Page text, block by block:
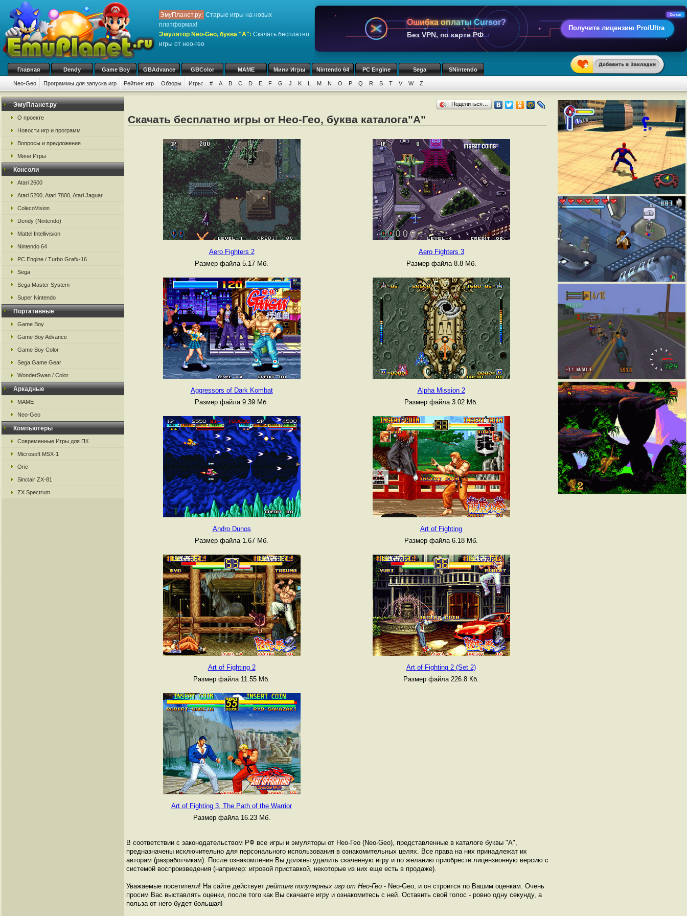
ЭмуПланет.ру: Старые игры на новых
платформах!
Эмулятор Neo-Geo, буква "A": Скачать бесплатно
игры от нео-гео
Ошибка оплаты Cursor?
Без VPN, по карте РФ
Получите лицензию Pro/Ultra
Cursor
Главная Dendy Game Boy GBAdvance GBColor MAME Мини Игры Nintendo 64 PC Engine Sega SNintendo
Neo-Geo Программы для запуска игр Рейтинг игр Обзоры Игры: # A B C D E F G J K L M N O P Q R S T V W Z
ЭмуПланет.ру
О проекте
Новости игр и программ
Вопросы и предложения
Мини Игры
Консоли
Atari 2600
Atari 5200, Atari 7800, Atari Jaguar
ColecoVision
Dendy (Nintendo)
Mattel Intellivision
Nintendo 64
PC Engine / Turbo Grafx-16
Sega
Sega Master System
Super Nintendo
Портативные
Game Boy
Game Boy Advance
Game Boy Color
Sega Game Gear
WonderSwan / Color
Аркадные
MAME
Neo-Geo
Компьютеры
Современные Игры для ПК
Microsoft MSX-1
Oric
Sinclair ZX-81
ZX Spectrum
Поделиться…
Скачать бесплатно игры от Нео-Гео, буква каталога"A"
Aero Fighters 2
Размер файла 5.17 Мб.
Aero Fighters 3
Размер файла 8.8 Мб.
Aggressors of Dark Kombat
Размер файла 9.39 Мб.
Alpha Mission 2
Размер файла 3.02 Мб.
Andro Dunos
Размер файла 1.67 Мб.
Art of Fighting
Размер файла 6.18 Мб.
Art of Fighting 2
Размер файла 11.55 Мб.
Art of Fighting 2 (Set 2)
Размер файла 226.8 Кб.
Art of Fighting 3, The Path of the Warrior
Размер файла 16.23 Мб.
В соответствии с законодательством РФ все игры и эмуляторы от Нео-Гео (Neo-Geo), представленные в каталоге буквы "A",
предназначены исключительно для персонального использования в ознакомительных целях. Все права на них принадлежат их
авторам (разработчикам). После ознакомления Вы должны удалить скаченную игру и по желанию приобрести лицензионную версию с
системой воспроизведения (например: игровой приставкой, некоторые из них еще есть в продаже).
Уважаемые посетители! На сайте действует рейтинг популярных игр от Нео-Гео - Neo-Geo, и он строится по Вашим оценкам. Очень
просим Вас выставлять оценки, после того как Вы скачаете игру и ознакомитесь с ней. Оставить свой голос - ровно одну секунду, а
польза от него будет большая!